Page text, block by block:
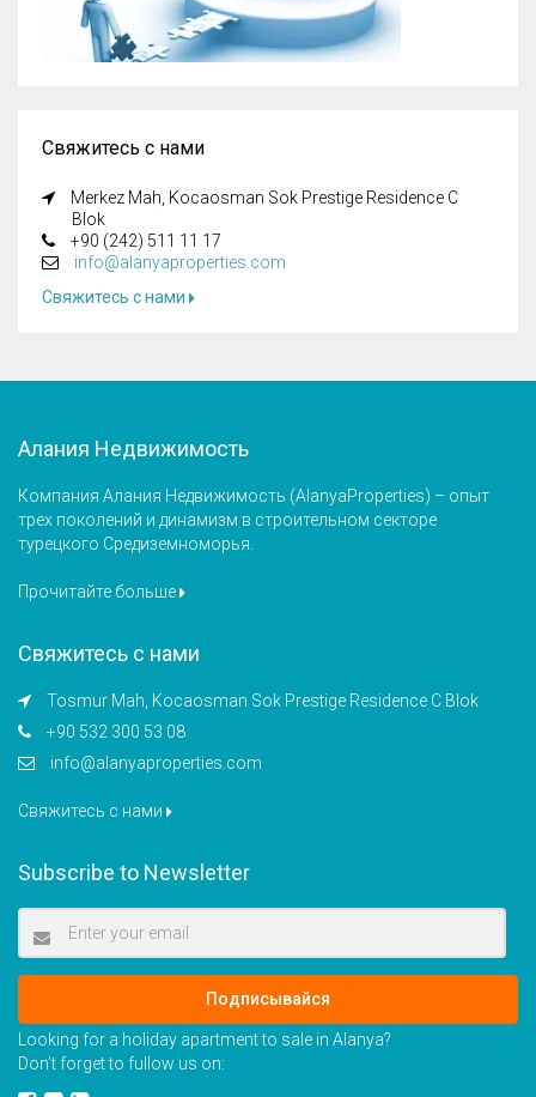
Свяжитесь с нами
Merkez Mah, Kocaosman Sok Prestige Residence C
Blok
+90 (242) 511 11 17
info@alanyaproperties.com
Свяжитесь с нами
Алания Недвижимость
Компания Алания Недвижимость (AlanyaProperties) – опыт
трех поколений и динамизм в строительном секторе
турецкого Средиземноморья.
Прочитайте больше
Свяжитесь с нами
Tosmur Mah, Kocaosman Sok Prestige Residence C Blok
+90 532 300 53 08
info@alanyaproperties.com
Свяжитесь с нами
Subscribe to Newsletter
Подписывайся
Looking for a holiday apartment to sale in Alanya?
Don’t forget to fullow us on: